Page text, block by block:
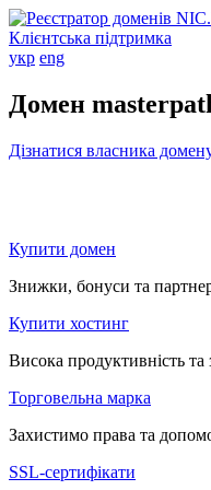
Клієнтська підтримка
укр eng
Домен
Дізнатися власника
Купити домен
Знижки, бонуси та
Купити хостинг
Висока продуктивність
Торговельна марка
Захистимо права та
SSL-сертифікати